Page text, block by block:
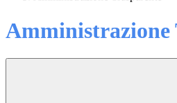
Amministrazione